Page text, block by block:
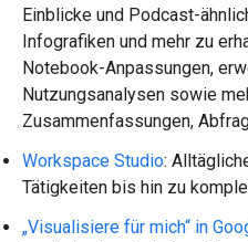
Einblicke und Podcast-
Infografiken und mehr zu
Notebook-Anpassungen,
Nutzungsanalysen sowie
Zusammenfassungen,
Workspace Studio:
Tätigkeiten bis hin zu
„Visualisiere für mich“ in